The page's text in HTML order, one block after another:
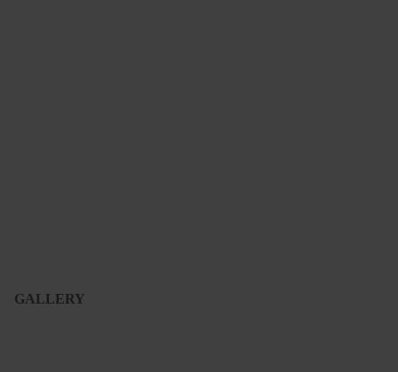
GALLERY